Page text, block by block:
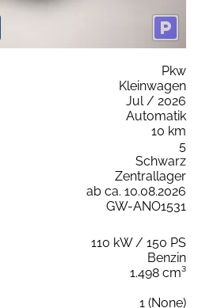
Pkw
Kleinwagen
Jul / 2026
Automatik
10 km
5
Schwarz
Zentrallager
ab ca. 10.08.2026
GW-ANO1531
110 kW / 150 PS
Benzin
1.498 cm³
1 (None)